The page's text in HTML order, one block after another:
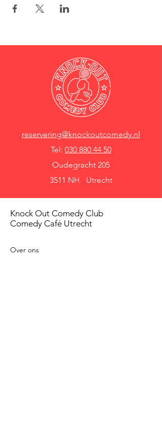
reservering@knockoutcomedy.nl
Tel: 030 880 44 50
Oudegracht 205
3511 NH Utrecht
Knock Out Comedy Club
Comedy Café Utrecht
Over ons